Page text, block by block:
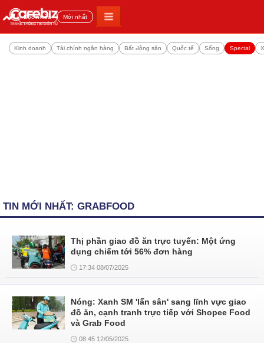
Đọc nhiều Mới nhất
Kinh doanh Tài chính ngân hàng Bất động sản Quốc tế Sống Special
TIN MỚI NHẤT: GRABFOOD
Thị phần giao đồ ăn trực tuyến: Một ứng
dụng chiếm tới 56% đơn hàng
17:34 08/07/2025
Nóng: Xanh SM 'lấn sân' sang lĩnh vực giao
đồ ăn, cạnh tranh trực tiếp với Shopee Food
và Grab Food
08:45 12/05/2025